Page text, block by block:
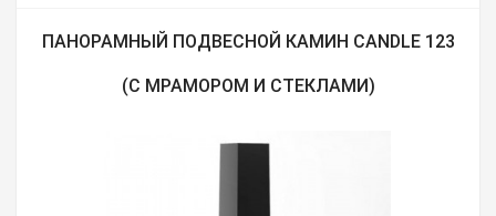
ПАНОРАМНЫЙ ПОДВЕСНОЙ КАМИН CANDLE 123
(С МРАМОРОМ И СТЕКЛАМИ)